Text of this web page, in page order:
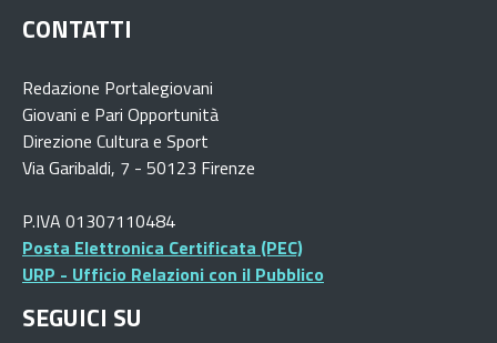
CONTATTI
Redazione Portalegiovani
Giovani e Pari Opportunità
Direzione Cultura e Sport
Via Garibaldi, 7 - 50123 Firenze
P.IVA 01307110484
Posta Elettronica Certificata (PEC)
URP - Ufficio Relazioni con il Pubblico
SEGUICI SU